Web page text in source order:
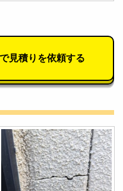
見積りを依頼する